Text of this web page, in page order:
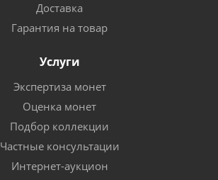
Доставка
Гарантия на товар
Услуги
Экспертиза монет
Оценка монет
Подбор коллекции
Частные консультации
Интернет-аукцион